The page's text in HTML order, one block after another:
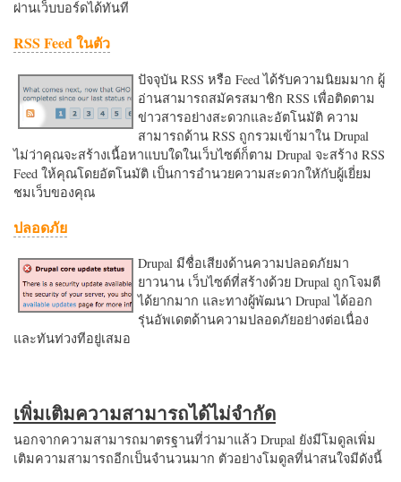
ผ่านเว็บบอร์ดได้ทันที
RSS Feed ในตัว
ปัจจุบัน RSS หรือ Feed ได้รับความนิยมมาก ผู้
อ่านสามารถสมัครสมาชิก RSS เพื่อติดตาม
ข่าวสารอย่างสะดวกและอัตโนมัติ ความ
สามารถด้าน RSS ถูกรวมเข้ามาใน Drupal
ไม่ว่าคุณจะสร้างเนื้อหาแบบใดในเว็บไซต์ก็ตาม Drupal จะสร้าง RSS
Feed ให้คุณโดยอัตโนมัติ เป็นการอำนวยความสะดวกใหักับผู้เยี่ยม
ชมเว็บของคุณ
ปลอดภัย
Drupal มีชื่อเสียงด้านความปลอดภัยมา
ยาวนาน เว็บไซต์ที่สร้างด้วย Drupal ถูกโจมตี
ได้ยากมาก และทางผู้พัฒนา Drupal ได้ออก
รุ่นอัพเดตด้านความปลอดภัยอย่างต่อเนื่อง
และทันท่วงทีอยู่เสมอ
เพิ่มเติมความสามารถได้ไม่จำกัด
นอกจากความสามารถมาตรฐานที่ว่ามาแล้ว Drupal ยังมีโมดูลเพิ่ม
เติมความสามารถอีกเป็นจำนวนมาก ตัวอย่างโมดูลที่น่าสนใจมีดังนี้